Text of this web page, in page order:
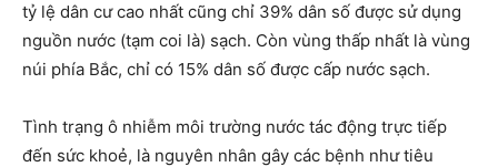
tỷ lệ dân cư cao nhất cũng chỉ 39% dân số được sử dụng
nguồn nước (tạm coi là) sạch. Còn vùng thấp nhất là vùng
núi phía Bắc, chỉ có 15% dân số được cấp nước sạch.
Tình trạng ô nhiễm môi trường nước tác động trực tiếp
đến sức khoẻ, là nguyên nhân gây các bệnh như tiêu